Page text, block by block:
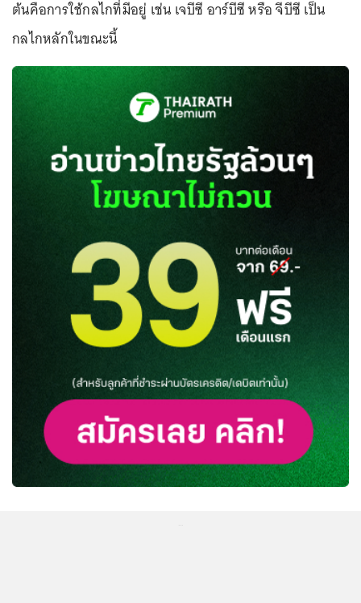
ต้นคือการใช้กลไกที่มีอยู่ เช่น เจบีซี อาร์บีซี หรือ จีบีซี เป็น
กลไกหลักในขณะนี้